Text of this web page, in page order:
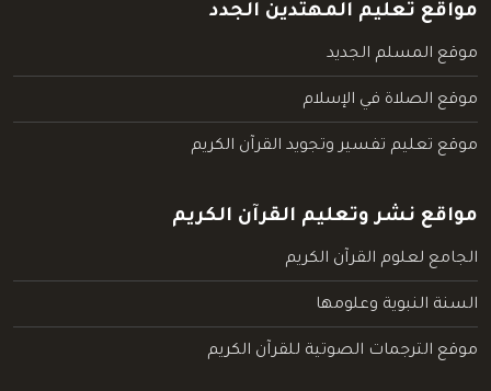
مواقع تعليم المهتدين الجدد
موقع المسلم الجديد
موقع الصلاة في الإسلام
موقع تعليم تفسير وتجويد القرآن الكريم
مواقع نشر وتعليم القرآن الكريم
الجامع لعلوم القرآن الكريم
السنة النبوية وعلومها
موقع الترجمات الصوتية للقرآن الكريم